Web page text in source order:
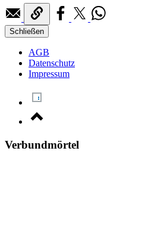
Schließen
AGB
Datenschutz
Impressum
Verbundmörtel